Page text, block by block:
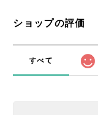
ショップの評価
すべて